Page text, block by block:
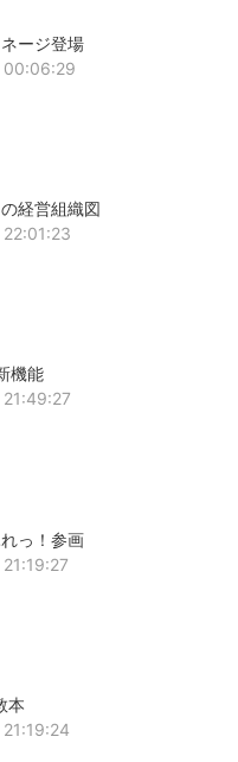
ージ登場
の経営組織図
機能
っ！参画
本